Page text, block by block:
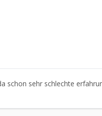
schon sehr schlechte